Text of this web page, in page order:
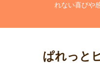
れない喜びや
ぱれっと